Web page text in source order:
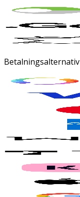
Betalningsalternativ